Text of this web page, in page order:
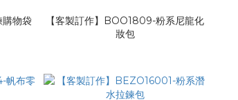
購物袋
【客製訂作】BOO1809-粉系尼龍化
妝包